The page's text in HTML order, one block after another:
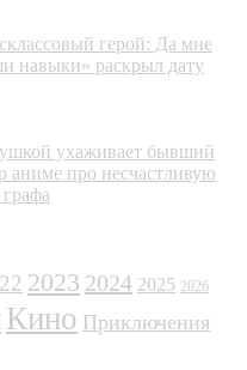
герой: Да мне
навыки» раскрыл дату
ухаживает бывший
аниме про несчастливую
2023 2024 2025 2026
Кино Приключения